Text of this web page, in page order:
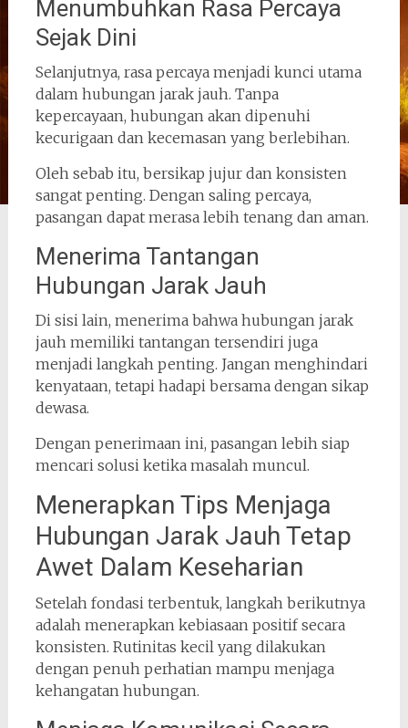
Menumbuhkan Rasa Percaya
Sejak Dini
Selanjutnya, rasa percaya menjadi kunci utama
dalam hubungan jarak jauh. Tanpa
kepercayaan, hubungan akan dipenuhi
kecurigaan dan kecemasan yang berlebihan.
Oleh sebab itu, bersikap jujur dan konsisten
sangat penting. Dengan saling percaya,
pasangan dapat merasa lebih tenang dan aman.
Menerima Tantangan
Hubungan Jarak Jauh
Di sisi lain, menerima bahwa hubungan jarak
jauh memiliki tantangan tersendiri juga
menjadi langkah penting. Jangan menghindari
kenyataan, tetapi hadapi bersama dengan sikap
dewasa.
Dengan penerimaan ini, pasangan lebih siap
mencari solusi ketika masalah muncul.
Menerapkan Tips Menjaga
Hubungan Jarak Jauh Tetap
Awet Dalam Keseharian
Setelah fondasi terbentuk, langkah berikutnya
adalah menerapkan kebiasaan positif secara
konsisten. Rutinitas kecil yang dilakukan
dengan penuh perhatian mampu menjaga
kehangatan hubungan.